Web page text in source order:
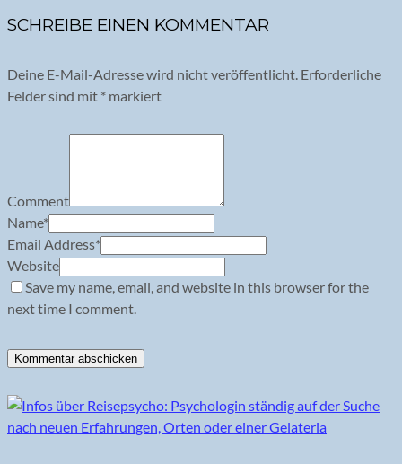
SCHREIBE EINEN KOMMENTAR
Deine E-Mail-Adresse wird nicht veröffentlicht. Erforderliche
Felder sind mit * markiert
Comment
Name*
Email Address*
Website
Save my name, email, and website in this browser for the
next time I comment.